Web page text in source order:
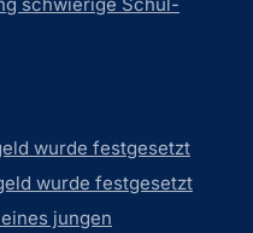
wurde festgesetzt
wurde festgesetzt
jungen